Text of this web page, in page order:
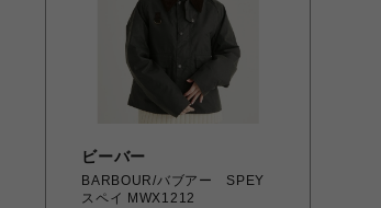
ビーバー
BARBOUR/バブアー SPEY
スペイ MWX1212